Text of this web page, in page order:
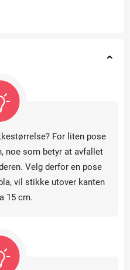
For liten pose
noe som betyr at avfallet
Velg derfor en pose
vil stikke utover kanten
15 cm.